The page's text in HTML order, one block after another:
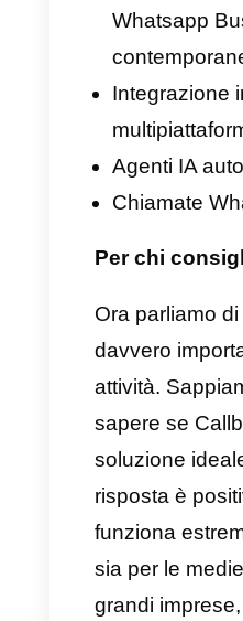
e
assistenza
center,
di
bisogno di
capace di
migliorare
controllo e
venditori,
Quali sono
importanti
sua